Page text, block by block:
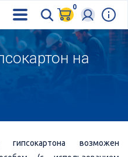
0
на
возможен